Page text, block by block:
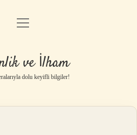
Anasayfa
Gizlilik Politikası
Yasal Uyarı
menüyü
ve İlham
dolu keyifli bilgiler!